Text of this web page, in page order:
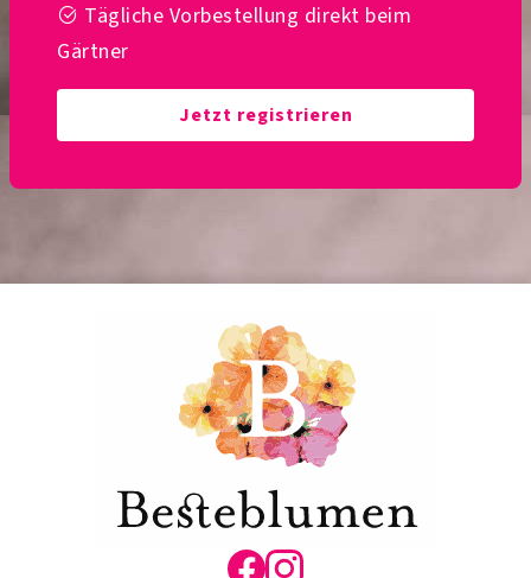
Tägliche Vorbestellung direkt beim
Gärtner
Jetzt registrieren